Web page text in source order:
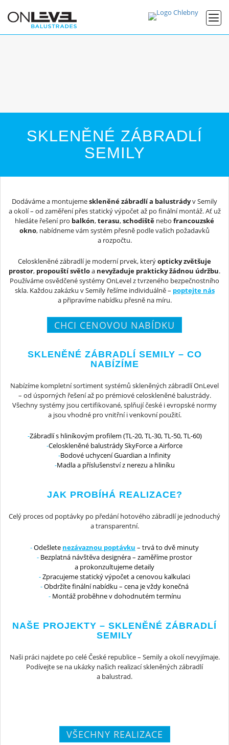
SKLENĚNÉ ZÁBRADLÍ
SEMILY
Dodáváme a montujemeskleněné zábradlí a balustrádyv Semily
a okolí – od zaměření přes statický výpočet až po finální montáž. Ať už
hledáte řešení pro balkón,terasu,schodiště nebo francouzské
okno, nabídneme vám systém přesně podle vašich požadavků
a rozpočtu.
Celoskleněné zábradlí je moderní prvek, kterýopticky zvětšuje
prostor, propouští světloa nevyžaduje prakticky žádnou údržbu.
Používáme osvědčené systémy OnLevel z tvrzeného bezpečnostního
skla. Každou zakázku v Semily řešíme individuálně – poptejte nás
a připravíme nabídku přesně na míru.
CHCI CENOVOU NABÍDKU
SKLENĚNÉ ZÁBRADLÍ SEMILY – CO
NABÍZÍME
Nabízíme kompletní sortiment systémů skleněných zábradlí OnLevel
– od úsporných řešení až po prémiové celoskleněné balustrády.
Všechny systémy jsou certifikované, splňují české i evropské normy
a jsou vhodné pro vnitřní i venkovní použití.
Zábradlí s hliníkovým profilem (TL-20, TL-30, TL-50, TL-60)
Celoskleněné balustrády SkyForce a Airforce
Bodové uchycení Guardian a Infinity
Madla a příslušenství z nerezu a hliníku
JAK PROBÍHÁ REALIZACE?
Celý proces od poptávky po předání hotového zábradlí je jednoduchý
a transparentní.
Odešlete nezávaznou poptávku – trvá to dvě minuty
Bezplatná návštěva designéra – zaměříme prostor
a prokonzultujeme detaily
Zpracujeme statický výpočet a cenovou kalkulaci
Obdržíte finální nabídku – cena je vždy konečná
Montáž proběhne v dohodnutém termínu
NAŠE PROJEKTY – SKLENĚNÉ ZÁBRADLÍ
SEMILY
Naši práci najdete po celé České republice – Semily a okolí nevyjímaje.
Podívejte se na ukázky našich realizací skleněných zábradlí
a balustrad.
VŠECHNY REALIZACE